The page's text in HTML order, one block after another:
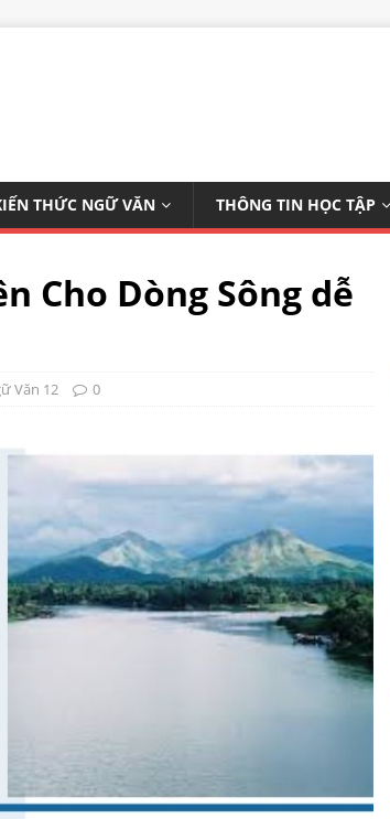
THỨC NGỮ VĂN THÔNG TIN HỌC TẬP
Cho Dòng Sông dễ
Văn 12 0